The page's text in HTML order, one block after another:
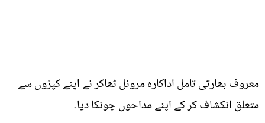
معروف بھارتی تامل اداکارہ مرونل ٹھاکر نے اپنے کپڑوں سے
متعلق انکشاف کر کے اپنے مداحوں چونکا دیا۔